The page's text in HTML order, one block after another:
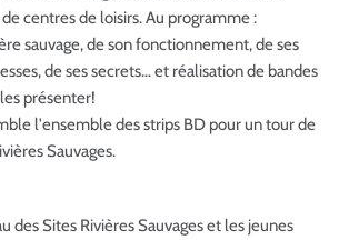
centres de loisirs. Au programme :
sauvage, de son fonctionnement, de ses
de ses secrets… et réalisation de bandes
présenter!
l'ensemble des strips BD pour un tour de
Sauvages.
des Sites Rivières Sauvages et les jeunes